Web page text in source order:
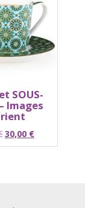
SOUS-
Images
Le
prix
30,00 €Le
prix